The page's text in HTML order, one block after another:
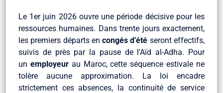
Le 1er juin 2026 ouvre une période décisive pour les
ressources humaines. Dans trente jours exactement,
les premiers départs encongés d’été seront effectifs,
suivis de près par la pause de l’Aïd al-Adha. Pour
un employeurau Maroc, cette séquence estivale ne
tolère aucune approximation. La loi encadre
strictement ces absences, la continuité de service